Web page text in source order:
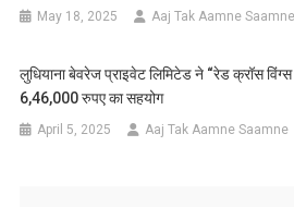
May 18, 2025 Aaj Tak Aamne Saamne
लुधियाना बेवरेज प्राइवेट लिमिटेड ने “रेड क्रॉस
6,46,000 रुपए का सहयोग
April 5, 2025 Aaj Tak Aamne Saamne